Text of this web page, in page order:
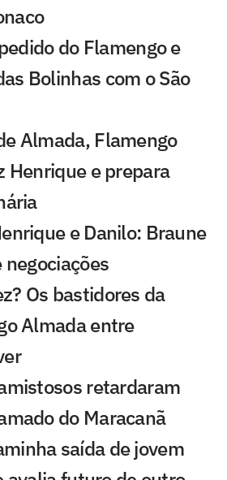
do Flamengo e
Bolinhas com o São
Almada, Flamengo
Henrique e prepara
e Danilo: Braune
Os bastidores da
Almada entre
retardaram
do Maracanã
saída de jovem